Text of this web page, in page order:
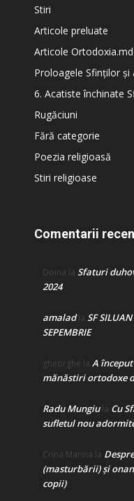
Stiri
Articole preluate
Articole Ortodoxia.md
Proloagele Sfinților și
6. Acatiste închinate
Rugăciuni
Fără categorie
Poezia religioasă
Stiri religioase
Comentarii
Doina la Sfaturi
2024
amaladla SF
SEPEMBRIE
gheorghe la A
mănăstiri ortodoxe
Radu Mungiula Cu
sufletul nou
Crina Marina la
(masturbării) şi
copii)